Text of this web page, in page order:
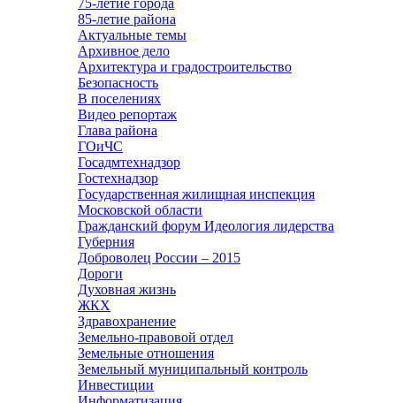
75-летие города
85-летие района
Актуальные темы
Архивное дело
Архитектура и градостроительство
Безопасность
В поселениях
Видео репортаж
Глава района
ГОиЧС
Госадмтехнадзор
Гостехнадзор
Государственная жилищная инспекция
Московской области
Гражданский форум Идеология лидерства
Губерния
Доброволец России – 2015
Дороги
Духовная жизнь
ЖКХ
Здравохранение
Земельно-правовой отдел
Земельные отношения
Земельный муниципальный контроль
Инвестиции